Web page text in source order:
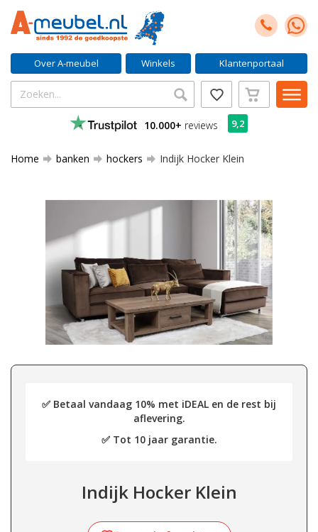
Over A-meubel Winkels Klantenportaal
10.000+ reviews 9,2
Home banken hockers Indijk Hocker Klein
✅ Betaal vandaag 10% met iDEAL en de rest bij
aflevering.
✅ Tot 10 jaar garantie.
Indijk Hocker Klein